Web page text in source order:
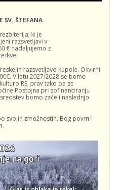
SV. ŠTEFANA
ki je
razsvetljavi v
€ nadaljujemo z
in razsvetljavo kupole. Okvirni
V letu 2027/2028 se bomo
RS, prav tako pa se
Postojna pri sofinanciranju
bomo začeli naslednjo
svojih zmožnostih. Bog povrni